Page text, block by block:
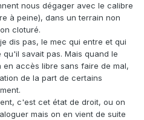
nous dégager avec le calibre
à peine), dans un terrain non
cloturé.
dis pas, le mec qui entre et qui
savait pas. Mais quand le
accès libre sans faire de mal,
de la part de certains
c'est cet état de droit, ou on
mais on en vient de suite